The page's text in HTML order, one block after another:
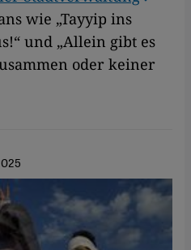
wie „Tayyip ins
und „Allein gibt es
oder keiner